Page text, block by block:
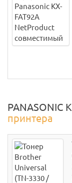
PANASONIC
принтера